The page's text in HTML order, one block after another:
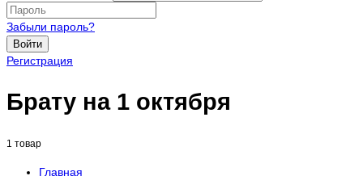
Забыли пароль?
Войти
Регистрация
Брату на 1 октября
1 товар
Главная